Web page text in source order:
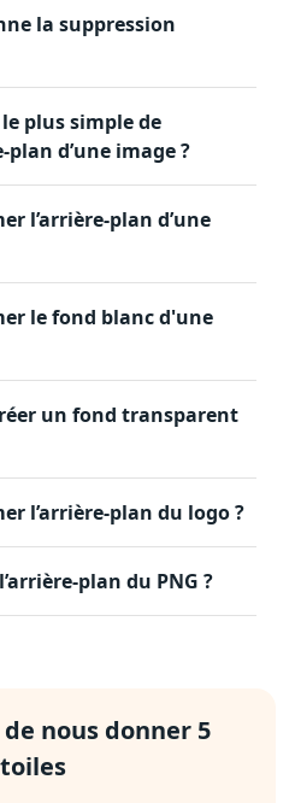
la suppression
plus simple de
d’une image ?
l’arrière-plan d’une
le fond blanc d'une
un fond transparent
l’arrière-plan du logo ?
plan du PNG ?
nous donner 5